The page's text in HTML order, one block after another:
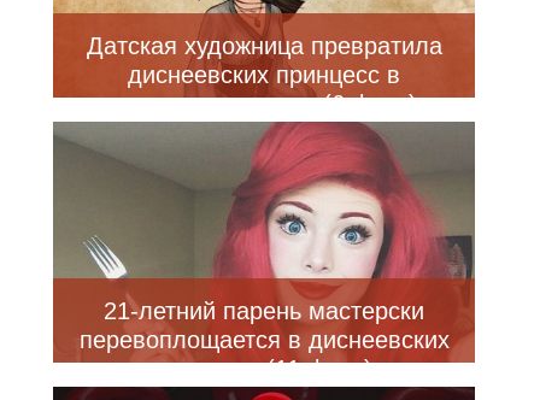
Датская художница превратила
диснеевских принцесс в
отважных пираток (6 фото)
21-летний парень мастерски
перевоплощается в диснеевских
принцесс (11 фото)